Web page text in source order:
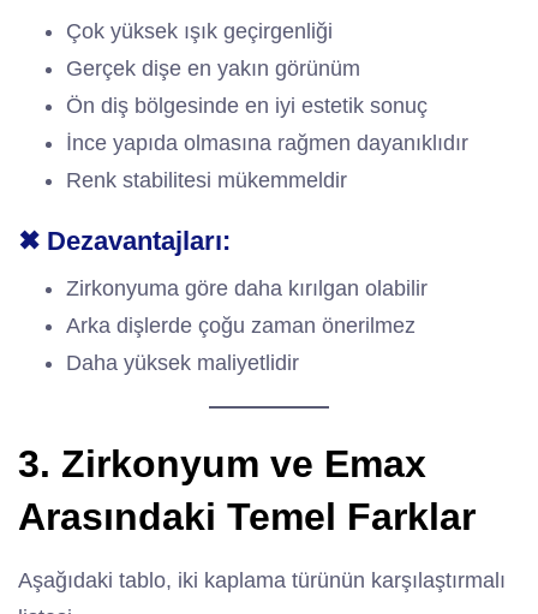
Çok yüksek ışık geçirgenliği
Gerçek dişe en yakın görünüm
Ön diş bölgesinde en iyi estetik sonuç
İnce yapıda olmasına rağmen dayanıklıdır
Renk stabilitesi mükemmeldir
✖ Dezavantajları:
Zirkonyuma göre daha kırılgan olabilir
Arka dişlerde çoğu zaman önerilmez
Daha yüksek maliyetlidir
3. Zirkonyum ve Emax
Arasındaki Temel Farklar
Aşağıdaki tablo, iki kaplama türünün karşılaştırmalı